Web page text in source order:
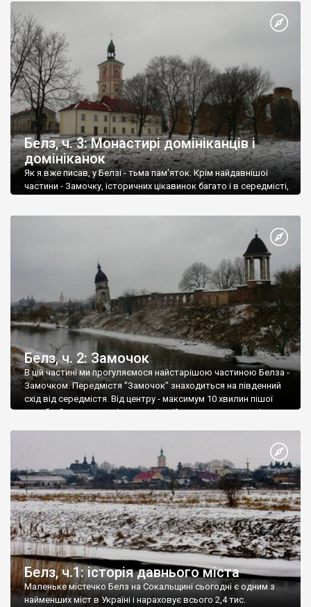
Снопковських), деякі - замковою баштою. Відомо лише, що у
другій половині XVIII століття в башті знаходилося міське
книгосховище.
Белз, ч. 3: Монастирі домініканців і
домініканок
Як я вже писав, у Белзі - тьма пам'яток. Крім найдавнішої
частини - Замочку, історичних цікавинок багато і в середмісті,
Белз, ч. 2: Замочок
В цій частині ми прогуляємося найстарішою частиною Белза -
Замочком. Передмістя "Замочок" знаходиться на південний
схід від середмістя. Від центру - максимум 10 хвилин пішої
ходьби. Саме тут, на півострові, якій утворює злиття річок
глибокими ровами. По його кутах були розташовані чотири
дерев'яні башти.
Белз, ч.1: історія давнього міста
Маленьке містечко Белз на Сокальщині сьогодні є одним з
найменших міст в Україні і нараховує всього 2,4 тис.